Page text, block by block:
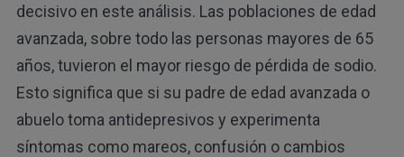
decisivo en este análisis. Las poblaciones de edad
avanzada, sobre todo las personas mayores de 65
años, tuvieron el mayor riesgo de pérdida de sodio.
Esto significa que si su padre de edad avanzada o
abuelo toma antidepresivos y experimenta
síntomas como mareos, confusión o cambios